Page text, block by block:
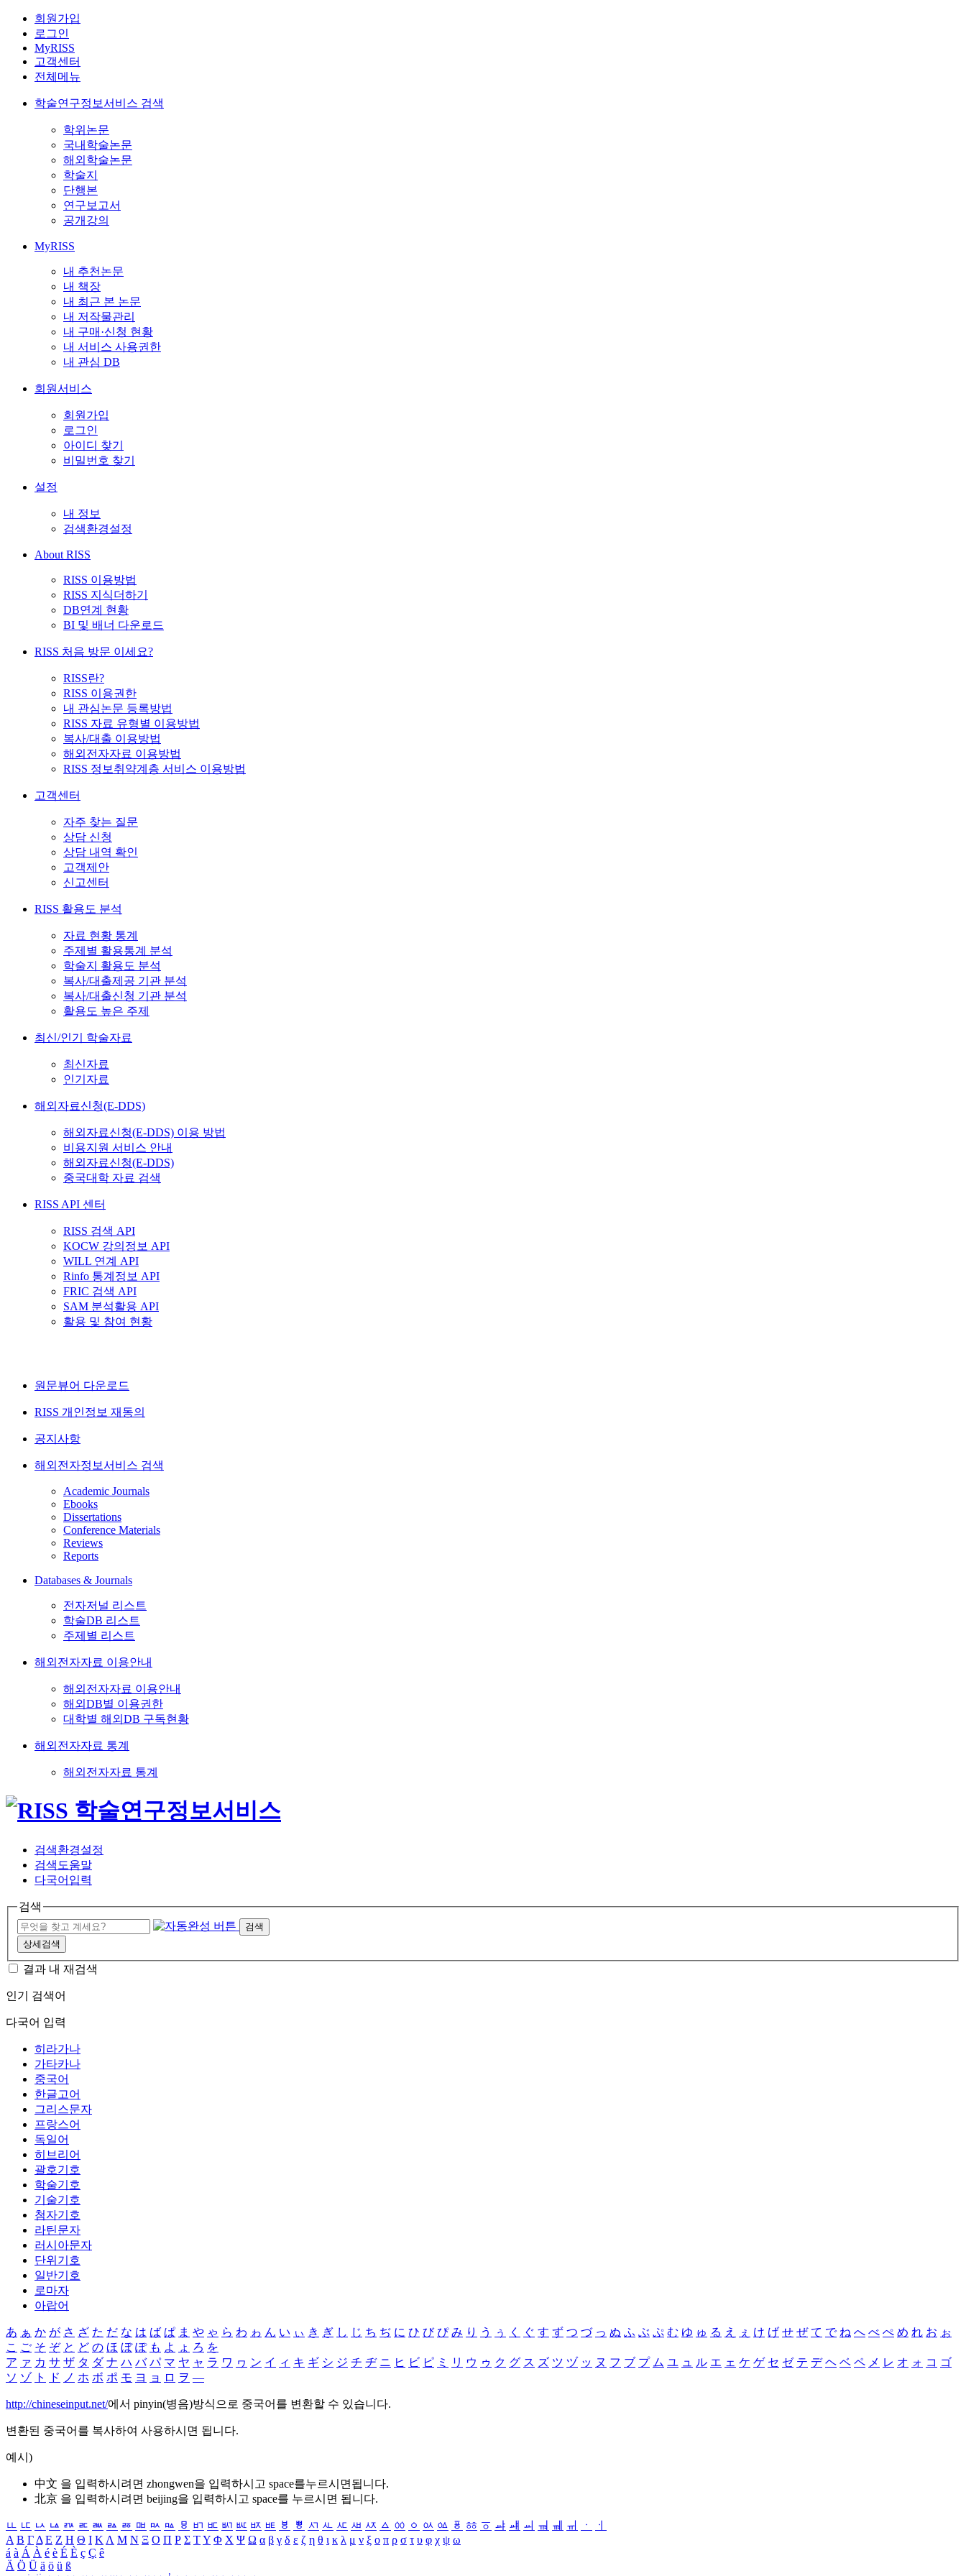
회원가입
로그인
MyRISS
고객센터
전체메뉴
학술연구정보서비스 검색
학위논문
국내학술논문
해외학술논문
학술지
단행본
연구보고서
공개강의
MyRISS
내 추천논문
내 책장
내 최근 본 논문
내 저작물관리
내 구매·신청 현황
내 서비스 사용권한
내 관심 DB
회원서비스
회원가입
로그인
아이디 찾기
비밀번호 찾기
설정
내 정보
검색환경설정
About RISS
RISS 이용방법
RISS 지식더하기
DB연계 현황
BI 및 배너 다운로드
RISS 처음 방문 이세요?
RISS란?
RISS 이용권한
내 관심논문 등록방법
RISS 자료 유형별 이용방법
복사/대출 이용방법
해외전자자료 이용방법
RISS 정보취약계층 서비스 이용방법
고객센터
자주 찾는 질문
상담 신청
상담 내역 확인
고객제안
신고센터
RISS 활용도 분석
자료 현황 통계
주제별 활용통계 분석
학술지 활용도 분석
복사/대출제공 기관 분석
복사/대출신청 기관 분석
활용도 높은 주제
최신/인기 학술자료
최신자료
인기자료
해외자료신청(E-DDS)
해외자료신청(E-DDS) 이용 방법
비용지원 서비스 안내
해외자료신청(E-DDS)
중국대학 자료 검색
RISS API 센터
RISS 검색 API
KOCW 강의정보 API
WILL 연계 API
Rinfo 통계정보 API
FRIC 검색 API
SAM 분석활용 API
활용 및 참여 현황
원문뷰어 다운로드
RISS 개인정보 재동의
공지사항
해외전자정보서비스 검색
Academic Journals
Ebooks
Dissertations
Conference Materials
Reviews
Reports
Databases & Journals
전자저널 리스트
학술DB 리스트
주제별 리스트
해외전자자료 이용안내
해외전자자료 이용안내
해외DB별 이용권한
대학별 해외DB 구독현황
해외전자자료 통계
해외전자자료 통계
검색환경설정
검색도움말
다국어입력
검색
검색
상세검색
결과 내 재검색
인기 검색어
다국어 입력
히라가나
가타카나
중국어
한글고어
그리스문자
프랑스어
독일어
히브리어
괄호기호
학술기호
기술기호
첨자기호
라틴문자
러시아문자
단위기호
일반기호
로마자
아랍어
あ ぁ か が さ ざ た だ な は ば ぱ ま や ゃ ら わ ゎ ん い ぃ き ぎ し じ ち ぢ に ひ び ぴ み り う ぅ く ぐ す ず つ づ っ ぬ ふ ぶ ぷ む ゆ ゅ る え ぇ け げ せ ぜ て で ね へ べ ぺ め れ お ぉ
こ ご そ ぞ と ど の ほ ぼ ぽ も よ ょ ろ を
ア ァ カ サ ザ タ ダ ナ ハ バ パ マ ヤ ャ ラ ワ ヮ ン イ ィ キ ギ シ ジ チ ヂ ニ ヒ ビ ピ ミ リ ウ ゥ ク グ ス ズ ツ ヅ ッ ヌ フ ブ プ ム ユ ュ ル エ ェ ケ ゲ セ ゼ テ デ ヘ ベ ペ メ レ オ ォ コ ゴ
ソ ゾ ト ド ノ ホ ボ ポ モ ヨ ョ ロ ヲ ―
http://chineseinput.net/에서 pinyin(병음)방식으로 중국어를 변환할 수 있습니다.
변환된 중국어를 복사하여 사용하시면 됩니다.
예시)
中文 을 입력하시려면 zhongwen을 입력하시고 space를누르시면됩니다.
北京 을 입력하시려면 beijing을 입력하시고 space를 누르시면 됩니다.
ㅥ ㅦ ㅧ ㅨ ㅩ ㅪ ㅫ ㅬ ㅭ ㅮ ㅯ ㅰ ㅱ ㅲ ㅳ ㅴ ㅵ ㅶ ㅷ ㅸ ㅹ ㅺ ㅻ ㅼ ㅽ ㅾ ㅿ ㆀ ㆁ ㆂ ㆃ ㆄ ㆅ ㆆ ㆇ ㆈ ㆉ ㆊ ㆋ ㆌ ㆍ
ㆎ
Α Β ΓΔ Ε Ζ Η Θ Ι ΚΛ Μ Ν Ξ Ο Π Ρ Σ ΤΥ Φ Χ Ψ Ω α β γ δ ε ζ η θ ι κ λ μ ν ξ ο π ρ σ τ υ φ χ ψ ω
á à Á À é è É È ç Ç ê
Ä Ö Ü ä ö ü ß